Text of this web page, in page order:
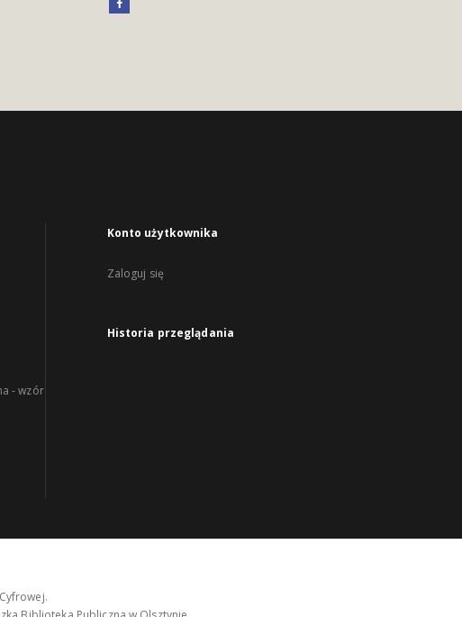
- wzór
Konto użytkownika
Zaloguj się
Historia przeglądania